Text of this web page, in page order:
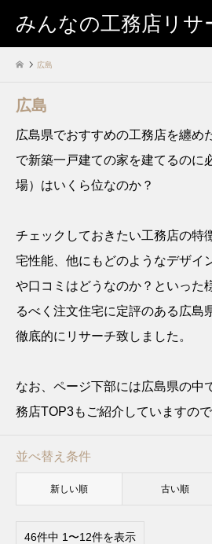
みんなの工務店リサ
広島
広島
広島県でおすすめの工務店を纏め
で新築一戸建ての家を建てるのに
場）はいくら位なのか？
チェックしておきたい工務店の特
宅性能、他にもどのようなデザイ
や口コミはどうなのか？といった
るべく注文住宅に定評のある広島
徹底的にリサーチ致しました。
なお、ページ下部には広島県の中
務店TOP3もご紹介していますの
並べ替え条件
新しい順 古い順
46件中 1〜12件を表示